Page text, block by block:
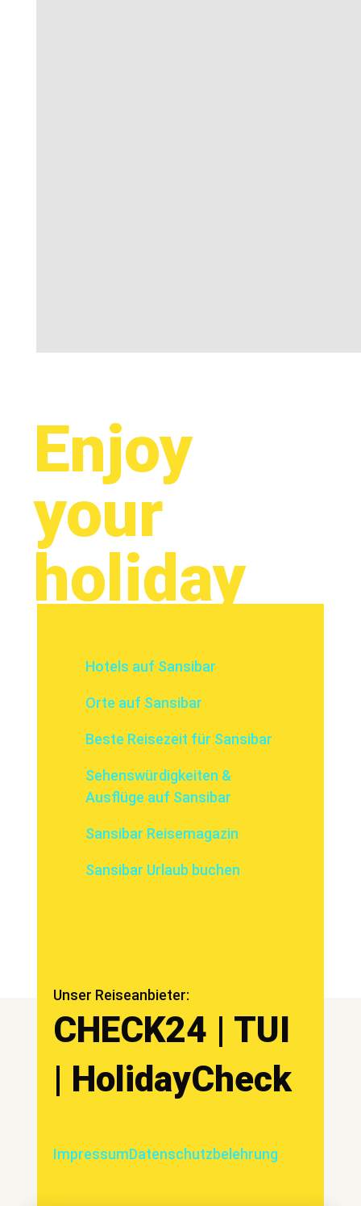
Enjoy
your
holiday
Hotels auf Sansibar
Orte auf Sansibar
Beste Reisezeit für Sansibar
Sehenswürdigkeiten &
Ausflüge auf Sansibar
Sansibar Reisemagazin
Sansibar Urlaub buchen
Unser Reiseanbieter:
CHECK24 | TUI
| HolidayCheck
ImpressumDatenschutzbelehrung